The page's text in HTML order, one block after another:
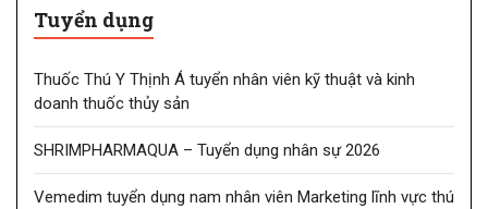
Tuyển dụng
Thuốc Thú Y Thịnh Á tuyển nhân viên kỹ thuật và kinh
doanh thuốc thủy sản
SHRIMPHARMAQUA – Tuyển dụng nhân sự 2026
Vemedim tuyển dụng nam nhân viên Marketing lĩnh vực thú